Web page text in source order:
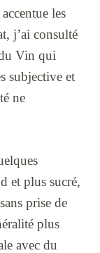
les
j’ai consulté
Vin qui
subjective et
ne
et plus sucré,
prise de
plus
avec du